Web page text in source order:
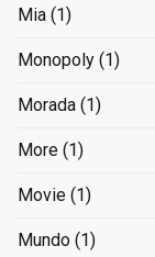
Mia (1)
Monopoly (1)
Morada (1)
More (1)
Movie (1)
Mundo (1)